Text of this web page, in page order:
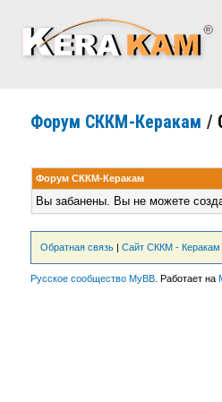
Форум СККМ-Керакам /
Форум СККМ-Керакам
Вы забанены. Вы не можете
Обратная связь| Сайт СККМ - Керакам
Русское сообщество MyBB. Работает на